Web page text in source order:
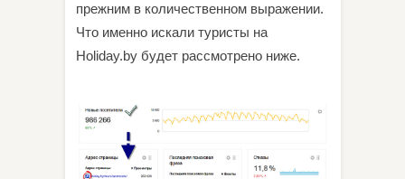
прежним в количественном выражении.
Что именно искали туристы на
Holiday.by будет рассмотрено ниже.